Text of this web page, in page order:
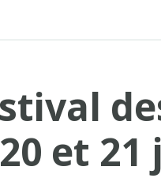
et 21